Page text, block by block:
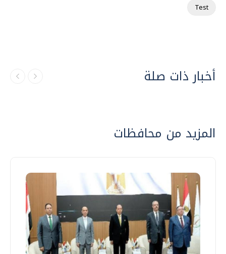
Test
أخبار ذات صلة
المزيد من محافظات